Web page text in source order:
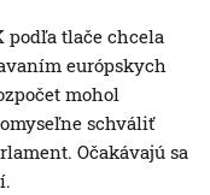
podľa tlače chcela
európskych
mohol
schváliť
Očakávajú sa